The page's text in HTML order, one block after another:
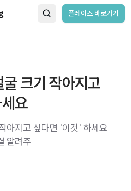
플레이스 바로가기
크기 작아지고
요
아지고 싶다면 '이것' 하세요
알려주